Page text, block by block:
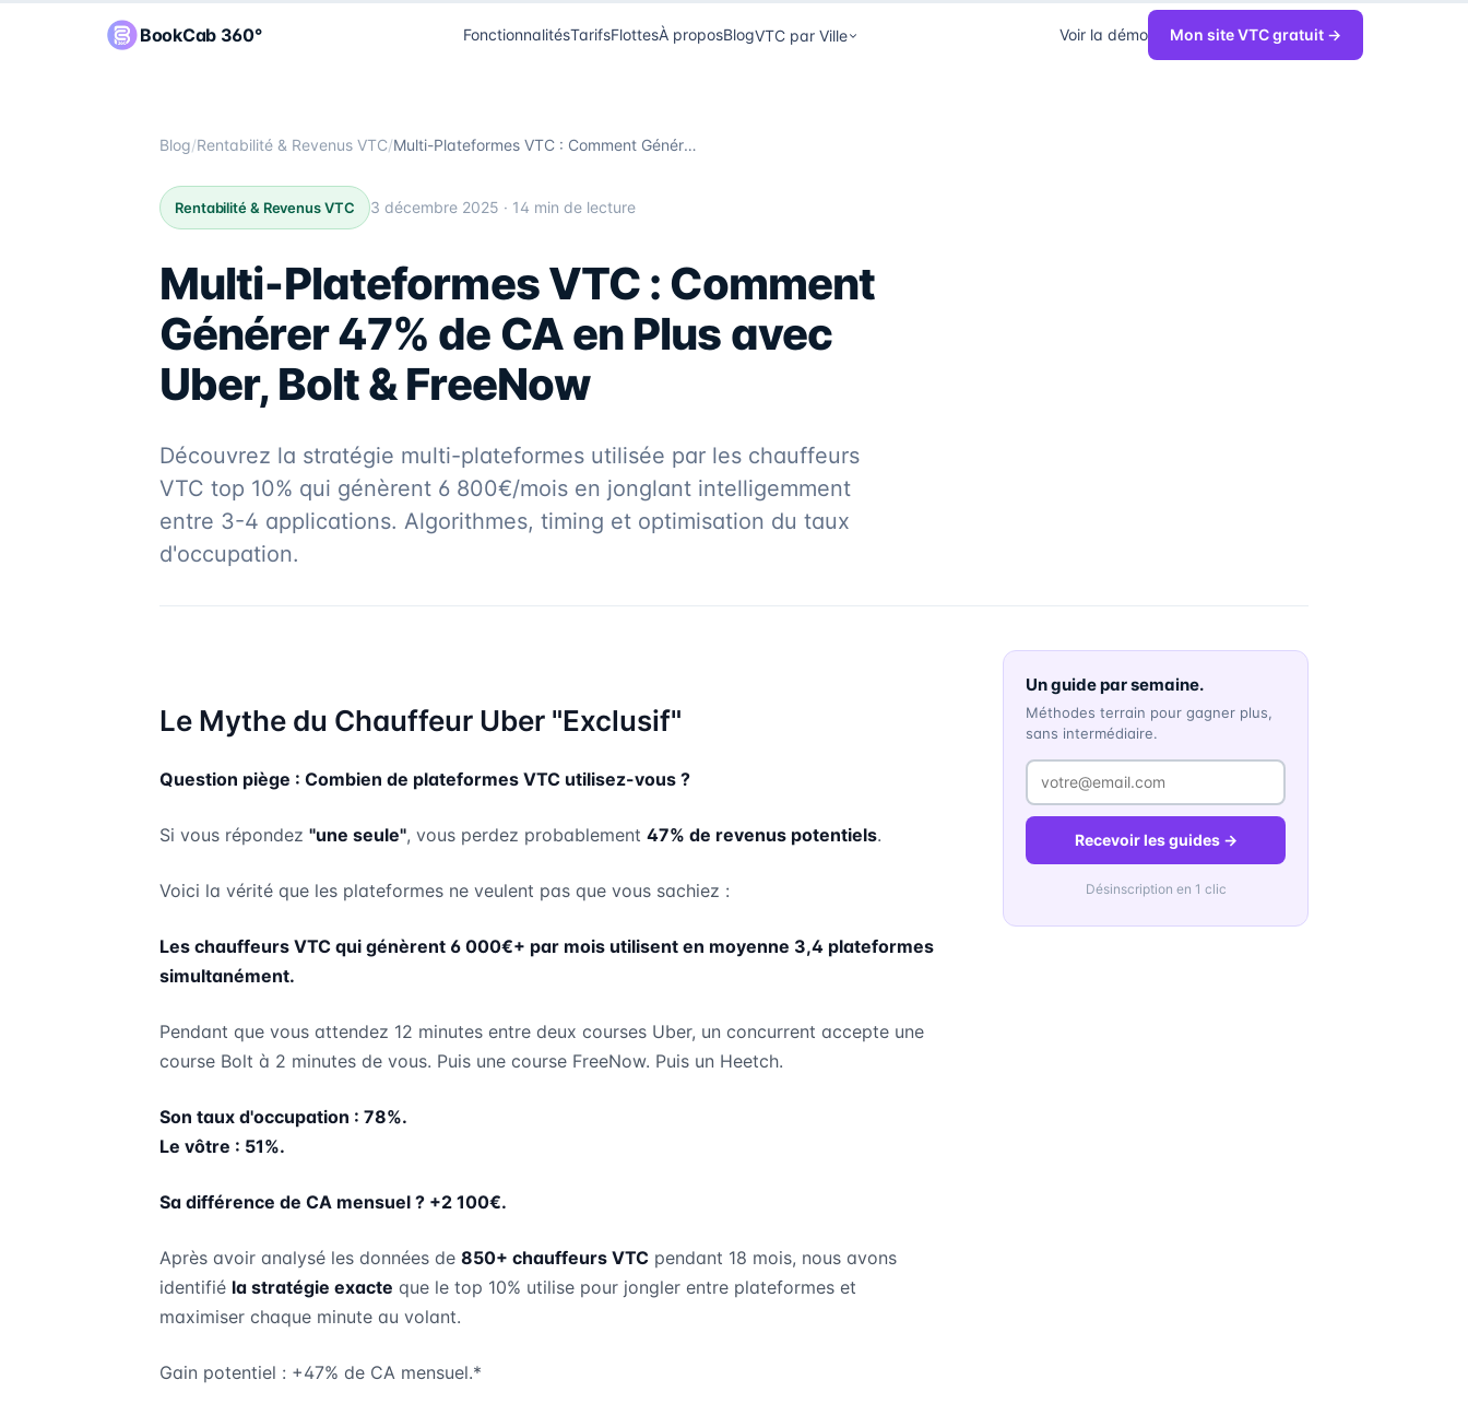
BookCab 360° FonctionnalitésTarifsFlottesÀ proposBlogVTC par Ville Voir la démo Mon site VTC gratuit →
Blog/Rentabilité & Revenus VTC/ Multi-Plateformes VTC : Comment Générer 47% de CA en Plus avec Uber, Bolt & FreeNow
Rentabilité & Revenus VTC 3 décembre 2025 · 14 min de lecture
Multi-Plateformes VTC : Comment
Générer 47% de CA en Plus avec
Uber, Bolt & FreeNow
Découvrez la stratégie multi-plateformes utilisée par les chauffeurs
VTC top 10% qui génèrent 6 800€/mois en jonglant intelligemment
entre 3-4 applications. Algorithmes, timing et optimisation du taux
d'occupation.
Le Mythe du Chauffeur Uber "Exclusif"
Question piège : Combien de plateformes VTC utilisez-vous ?
Si vous répondez "une seule", vous perdez probablement 47% de revenus potentiels.
Voici la vérité que les plateformes ne veulent pas que vous sachiez :
Les chauffeurs VTC qui génèrent 6 000€+ par mois utilisent en moyenne 3,4 plateformes
simultanément.
Pendant que vous attendez 12 minutes entre deux courses Uber, un concurrent accepte une
course Bolt à 2 minutes de vous. Puis une course FreeNow. Puis un Heetch.
Son taux d'occupation : 78%.
Le vôtre : 51%.
Sa différence de CA mensuel ? +2 100€.
Après avoir analysé les données de 850+ chauffeurs VTC pendant 18 mois, nous avons
identifié la stratégie exacte que le top 10% utilise pour jongler entre plateformes et
maximiser chaque minute au volant.
Gain potentiel : +47% de CA mensuel.*
Un guide par semaine.
Méthodes terrain pour gagner plus,
sans intermédiaire.
Recevoir les guides →
Désinscription en 1 clic